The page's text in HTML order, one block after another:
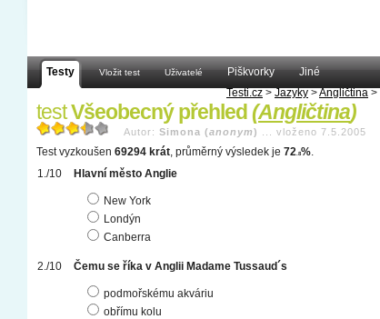
Testy Vložit test Uživatelé Piškvorky
Jiné
Testi.cz > Jazyky >Angličtina >
testVšeobecný přehled(Angličtina)
Autor: Simona (anonym) vloženo 7.5.2005
Test vyzkoušen 69294 krát, průměrný výsledek je 72 .8%.
Hlavní město Anglie
New York
Londýn
Canberra
Čemu se říka v Anglii Madame Tussaud´s
podmořskému akváriu
obřímu kolu